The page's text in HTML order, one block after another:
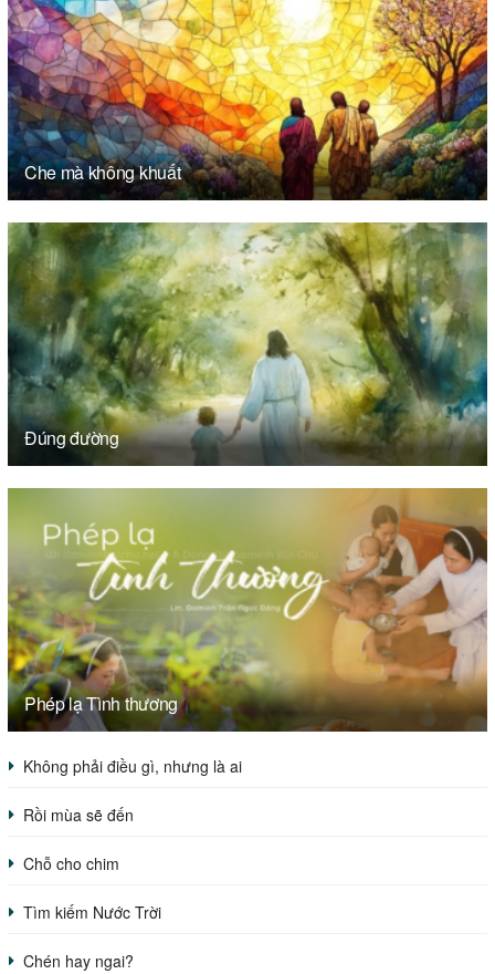
Che mà không khuất
Đúng đường
Phép lạ Tình thương
Không phải điều gì, nhưng là ai
Rồi mùa sẽ đến
Chỗ cho chim
Tìm kiếm Nước Trời
Chén hay ngai?